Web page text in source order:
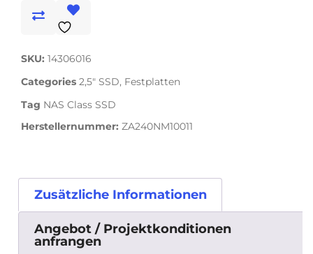
SKU: 14306016
Categories 2,5" SSD, Festplatten
Tag NAS Class SSD
Herstellernummer: ZA240NM10011
Zusätzliche Informationen
Angebot / Projektkonditionen
anfrangen